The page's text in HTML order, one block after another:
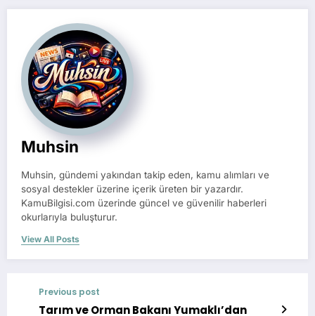
Muhsin
Muhsin, gündemi yakından takip eden, kamu alımları ve
sosyal destekler üzerine içerik üreten bir yazardır.
KamuBilgisi.com üzerinde güncel ve güvenilir haberleri
okurlarıyla buluşturur.
View All Posts
Previous post
Tarım ve Orman Bakanı Yumaklı’dan